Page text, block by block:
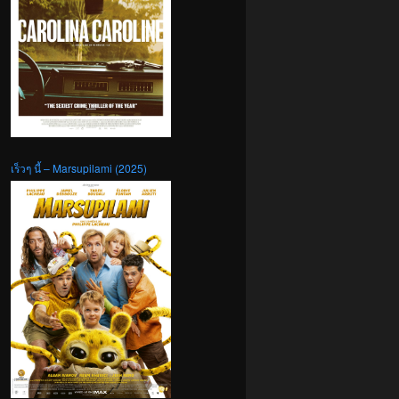
เร็วๆ นี้ – Marsupilami (2025)